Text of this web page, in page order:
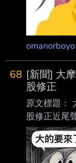
omanorboyo
68 [新聞] 大
股修正
原文標題：
股修正近尾
https://
08 14:10 記
內容： 曾因